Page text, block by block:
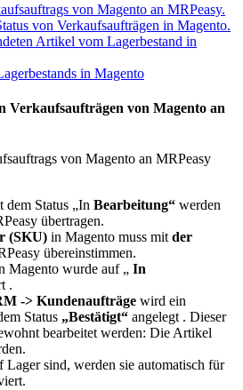
von Magento an MRPeasy.
von Verkaufsaufträgen in Magento.
Artikel vom Lagerbestand in
in Magento
Verkaufsaufträgen von Magento an
von Magento an MRPeasy
dem Status „In Bearbeitung“ werden
übertragen.
(SKU) in Magento muss mitder
übereinstimmen.
Magento wurde auf „ In
.
-> Kundenaufträge wird ein
Status „Bestätigt“ angelegt . Dieser
bearbeitet werden: Die Artikel
sind, werden sie automatisch für